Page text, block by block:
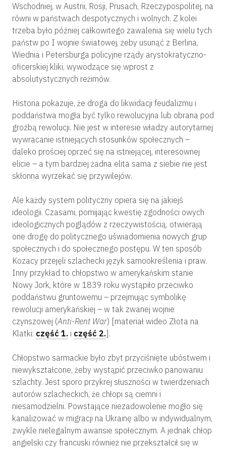
Wschodniej, w Austrii, Rosji, Prusach, Rzeczypospolitej, na
równi w państwach despotycznych i wolnych. Z kolei
trzeba było później całkowitego zawalenia się wielu tych
państw po I wojnie światowej, żeby usunąć z Berlina,
Wiednia i Petersburga policyjne rządy arystokratyczno-
oficerskiej kliki, wywodzące się wprost z
absolutystycznych reżimów.
Historia pokazuje, że droga do likwidacji feudalizmu i
poddaństwa mogła być tylko rewolucyjna lub obrana pod
groźbą rewolucji. Nie jest w interesie władzy autorytarnej
wywracanie istniejących stosunków społecznych –
daleko prościej oprzeć się na istniejącej, interesownej
elicie – a tym bardziej żadna elita sama z siebie nie jest
skłonna wyrzekać się przywilejów.
Ale każdy system polityczny opiera się na jakiejś
ideologii. Czasami, pomijając kwestię zgodności owych
ideologicznych poglądów z rzeczywistością, otwierają
one drogę do politycznego uświadomienia nowych grup
społecznych i do społecznego postępu. W ten sposób
Kozacy przejęli szlachecki język samookreślenia i praw.
Inny przykład to chłopstwo w amerykańskim stanie
Nowy Jork, które w 1839 roku wystąpiło przeciwko
poddaństwu gruntowemu – przejmując symbolikę
rewolucji amerykańskiej – w tak zwanej wojnie
czynszowej (Anti-Rent War) [materiał wideo Złota na
Klatki: część 1. i część 2.].
Chłopstwo sarmackie było zbyt przyciśnięte ubóstwem i
niewykształcone, żeby wystąpić przeciwko panowaniu
szlachty. Jest sporo przykrej słuszności w twierdzeniach
autorów szlacheckich, że chłopi są ciemni i
niesamodzielni. Powstające niezadowolenie mogło się
kanalizować w migracji na Ukrainę albo w indywidualnym,
zwykle nielegalnym awansie społecznym. A jednak chłop
angielski czy francuski również nie przekształcił się w